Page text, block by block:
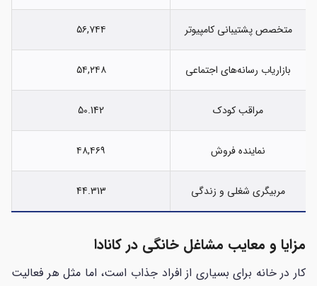
متخصص پشتیبانی کامپیوتر ۵۶,۷۴۴
بازاریاب رسانه‌های اجتماعی ۵۴,۲۴۸
مراقب کودک 50.142
نماینده فروش ۴۸,۴۶۹
مربیگری شغلی و زندگی 44.313
مزایا و معایب مشاغل خانگی در کانادا
کار در خانه برای بسیاری از افراد جذاب است، اما مثل هر فعالیت